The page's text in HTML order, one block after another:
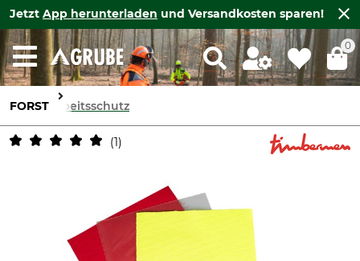
Jetzt App herunterladen und Versandkosten sparen!
0
FORST Arbeitsschutz
1